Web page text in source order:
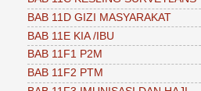
BAB 11D GIZI MASYARAKAT
BAB 11E KIA /IBU
BAB 11F1 P2M
BAB 11F2 PTM